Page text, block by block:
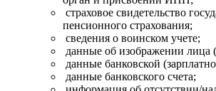
страховое свидетельство
пенсионного страхования;
сведения о воинском учете;
данные об изображении лица
данные банковской
данные банковского счета;